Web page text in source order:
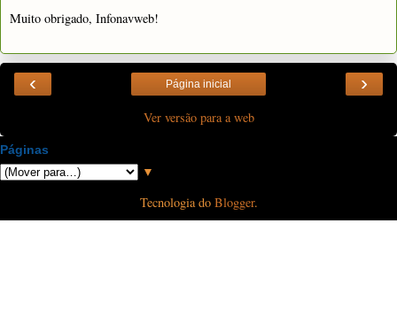
Muito obrigado, Infonavweb!
‹ ›
Página inicial
Ver versão para a web
Páginas
▼
Tecnologia do Blogger.